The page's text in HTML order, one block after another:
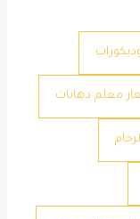
معلم دهانات